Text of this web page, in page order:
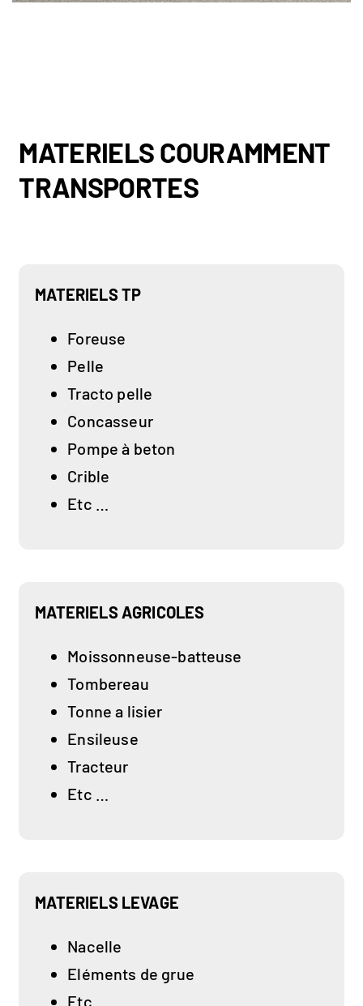
MATERIELS COURAMMENT
TRANSPORTES
MATERIELS TP
Foreuse
Pelle
Tracto pelle
Concasseur
Pompe à beton
Crible
Etc …
MATERIELS AGRICOLES
Moissonneuse-batteuse
Tombereau
Tonne a lisier
Ensileuse
Tracteur
Etc …
MATERIELS LEVAGE
Nacelle
Eléments de grue
Etc …